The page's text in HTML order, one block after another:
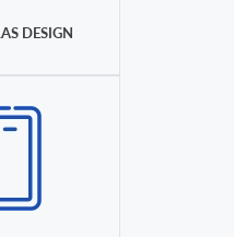
DESIGN